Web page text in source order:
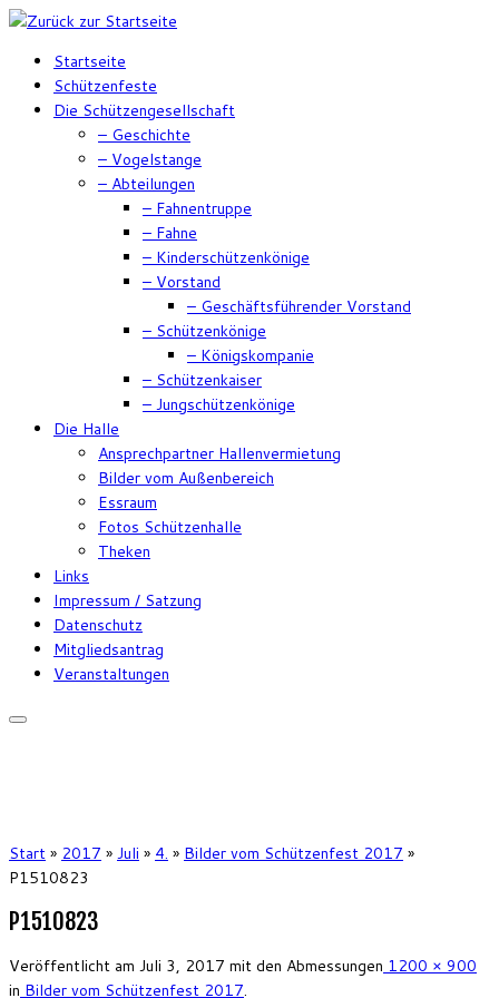
Zum
springenStartseite
Schützenfeste
Die Schützengesellschaft
– Geschichte
– Vogelstange
– Abteilungen
– Fahnentruppe
– Fahne
– Kinderschützenkönige
– Vorstand
– Geschäftsführender Vorstand
– Schützenkönige
– Königskompanie
– Schützenkaiser
– Jungschützenkönige
Die Halle
Ansprechpartner Hallenvermietung
Bilder vom Außenbereich
Essraum
Fotos Schützenhalle
Theken
Links
Impressum / Satzung
Datenschutz
Mitgliedsantrag
Veranstaltungen
Start » 2017 » Juli » 4. » Bilder vom Schützenfest 2017 »
P1510823
P1510823
Veröffentlicht am Juli 3, 2017 mit den Abmessungen 1200 × 900
in Bilder vom Schützenfest 2017.